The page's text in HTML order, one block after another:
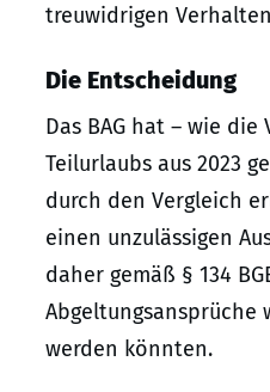
treuwidrigen
Die Entscheidung
Das BAG hat – wie
Teilurlaubs aus 2023
durch den Vergleich
einen unzulässigen
daher gemäß § 134
Abgeltungsansprüche
werden könnten.